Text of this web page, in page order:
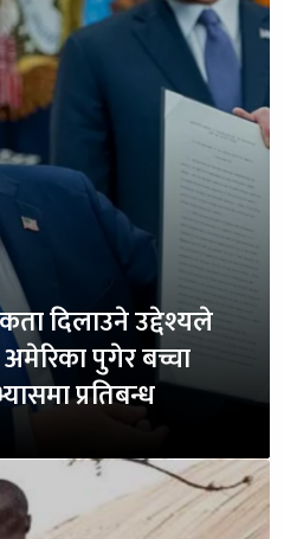
दिलाउने उद्देश्यले
पुगेर बच्चा
प्रतिबन्ध